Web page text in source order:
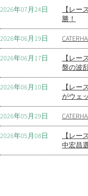
2026年07月24日
【レ
勝！
2026年06月19日
2026年06月17日
【レー
盤の波
2026年06月10日
【レー
がウェ
2026年05月29日
2026年05月08日
【レー
中宏昌